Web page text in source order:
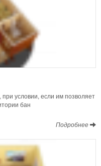
условии, если им позволяет
бан
Подробнее